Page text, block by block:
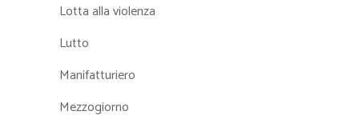
Lotta alla violenza
Lutto
Manifatturiero
Mezzogiorno